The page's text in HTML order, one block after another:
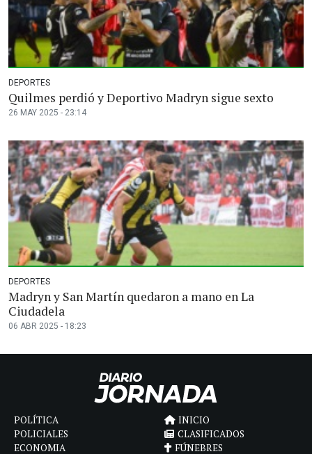
DEPORTES
Quilmes perdió y Deportivo Madryn sigue sexto
26 MAY 2025 - 23:14
DEPORTES
Madryn y San Martín quedaron a mano en La
Ciudadela
06 ABR 2025 - 18:23
POLÍTICA
POLICIALES
ECONOMIA
INICIO
CLASIFICADOS
FÚNEBRES